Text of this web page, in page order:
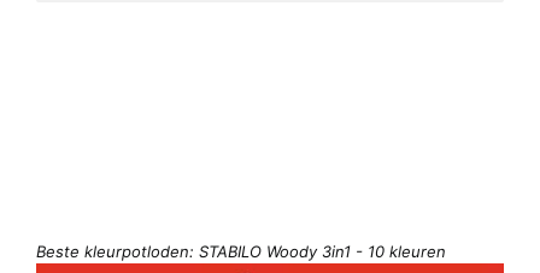
Beste kleurpotloden: STABILO Woody 3in1 - 10 kleuren